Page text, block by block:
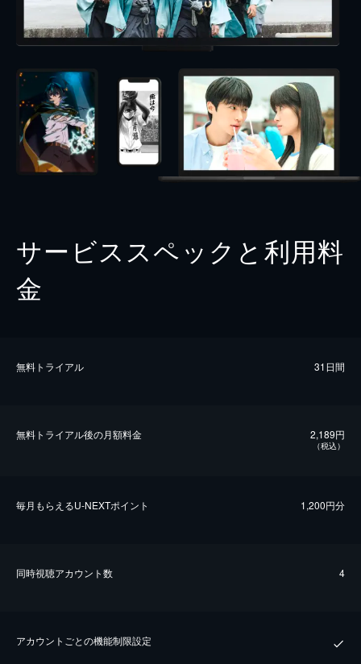
サービススペックと利用料
金
無料トライアル 31日間
無料トライアル後の⽉額料金 2,189円
（税込）
毎⽉もらえるU-NEXTポイント 1,200円分
同時視聴アカウント数 4
アカウントごとの機能制限設定